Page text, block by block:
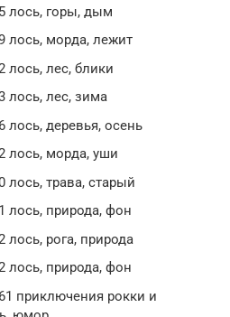
лось, горы, дым
лось, морда, лежит
лось, лес, блики
лось, лес, зима
лось, деревья, осень
лось, морда, уши
лось, трава, старый
лось, природа, фон
лось, рога, природа
лось, природа, фон
приключения рокки и